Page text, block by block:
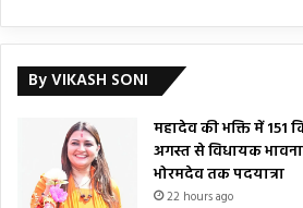
By VIKASH SONI
महादेव की भक्ति में 151
अगस्त से विधायक
भोरमदेव तक पदयात्रा
22 hours ago